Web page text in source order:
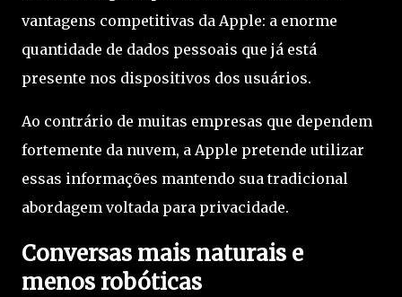
vantagens competitivas da Apple: a enorme
quantidade de dados pessoais que já está
presente nos dispositivos dos usuários.
Ao contrário de muitas empresas que dependem
fortemente da nuvem, a Apple pretende utilizar
essas informações mantendo sua tradicional
abordagem voltada para privacidade.
Conversas mais naturais e
menos robóticas